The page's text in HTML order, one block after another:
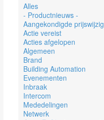
Alles
- Productnieuws -
Aangekondigde
Actie vereist
Acties afgelopen
Algemeen
Brand
Building Automation
Evenementen
Inbraak
Intercom
Mededelingen
Netwerk